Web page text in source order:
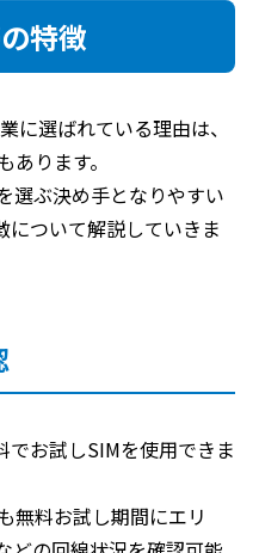
特徴
に選ばれている理由は、
ります。
選ぶ決め手となりやすい
について解説していきま
でお試しSIMを使用できま
無料お試し期間にエリ